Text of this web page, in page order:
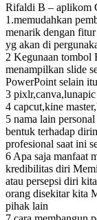
Rifaldi B – aplikom
1.memudahkan
menarik dengan
yg akan di
2 Kegunaan tombol
menampilkan slide
PowerPoint selain
3 pixlr,canva,lunapic
4 capcut,kine
5 nama lain
bentuk terhadap
profesional saat ini
6 Apa saja manfaat
kredibilitas diri
atau persepsi diri
orang disekitar kita
pihak lain